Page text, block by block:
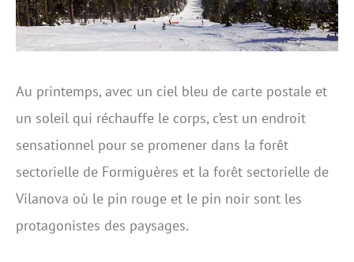
Au printemps, avec un ciel bleu de carte postale et
un soleil qui réchauffe le corps, c’est un endroit
sensationnel pour se promener dans la forêt
sectorielle de Formiguères et la forêt sectorielle de
Vilanova où le pin rouge et le pin noir sont les
protagonistes des paysages.